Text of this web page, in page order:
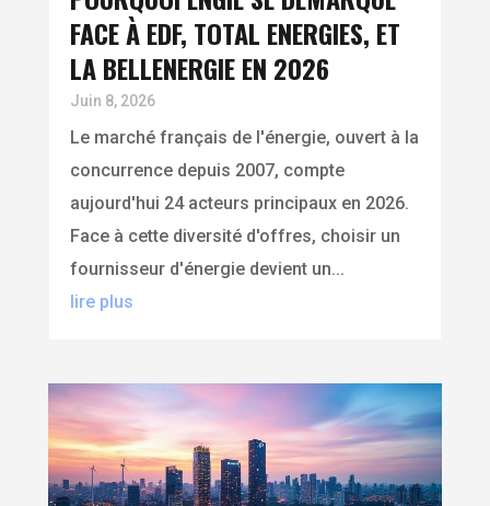
FACE À EDF, TOTAL ENERGIES, ET
LA BELLENERGIE EN 2026
Juin 8, 2026
Le marché français de l'énergie, ouvert à la
concurrence depuis 2007, compte
aujourd'hui 24 acteurs principaux en 2026.
Face à cette diversité d'offres, choisir un
fournisseur d'énergie devient un...
lire plus